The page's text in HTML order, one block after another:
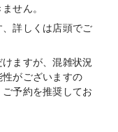
せん。
詳しくは店頭でご
ますが、混雑状況
がございますの
予約を推奨してお